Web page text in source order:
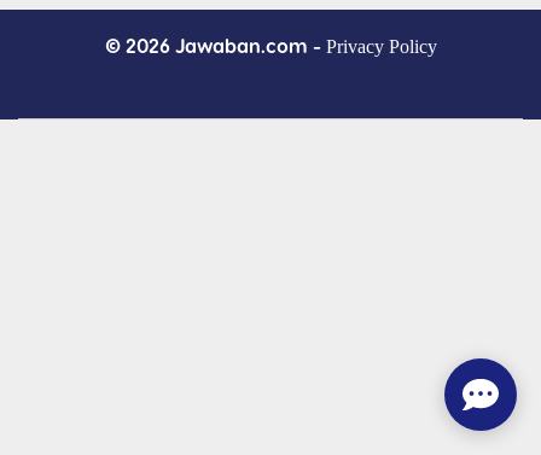
© 2026 Jawaban.com - Privacy Policy